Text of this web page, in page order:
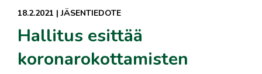
18.2.2021 |JÄSENTIEDOTE
Hallitus esittää
koronarokottamisten